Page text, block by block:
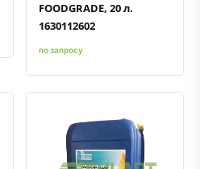
FOODGRADE, 20 л.
1630112602
по запросу